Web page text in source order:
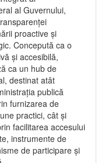
al Guvernului,
proactive și
Concepută ca o
și accesibilă,
ca un hub de
destinat atât
publică
furnizarea de
practici, cât și
facilitarea accesului
instrumente de
de participare și